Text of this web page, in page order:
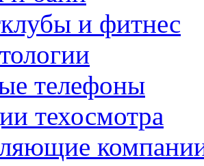
и фитнес
телефоны
техосмотра